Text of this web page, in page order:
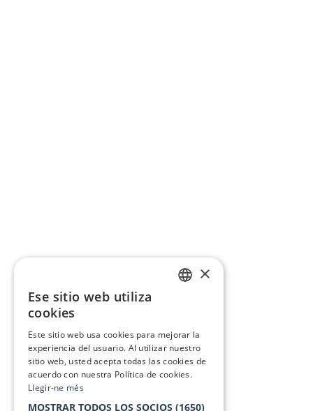
×
Ese sitio web utiliza
cookies
Este sitio web usa cookies para mejorar la
experiencia del usuario. Al utilizar nuestro
sitio web, usted acepta todas las cookies de
acuerdo con nuestra Política de cookies.
Llegir-ne més
MOSTRAR TODOS LOS SOCIOS (1650)